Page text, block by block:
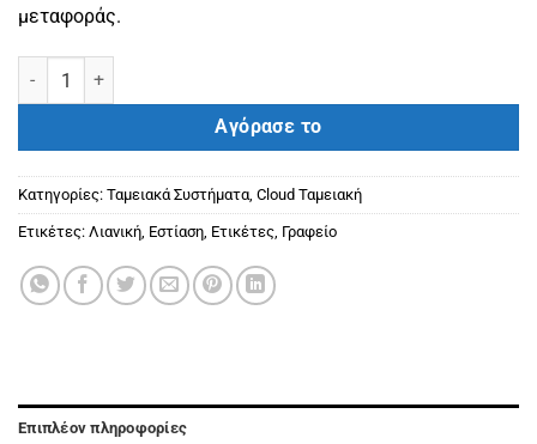
μεταφοράς.
Συσκευή ICS VCR All-in One άυλη ταμειακή ποσότητα
Αγόρασε το
Κατηγορίες: Ταμειακά Συστήματα, Cloud Ταμειακή
Ετικέτες: Λιανική, Εστίαση, Ετικέτες, Γραφείο
Επιπλέον πληροφορίες